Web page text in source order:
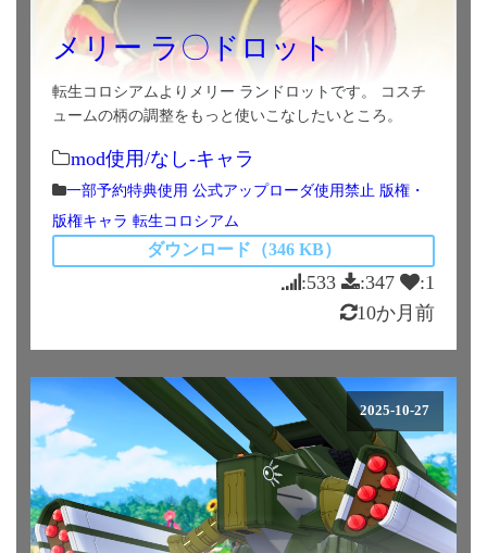
メリー ラ〇ドロット
転生コロシアムよりメリー ランドロットです。 コスチ
ュームの柄の調整をもっと使いこなしたいところ。
mod使用/なし-キャラ
一部予約特典使用 公式アップローダ使用禁止 版権・
版権キャラ 転生コロシアム
ダウンロード（346 KB）
:533 :347
:1
10か月前
2025-10-27